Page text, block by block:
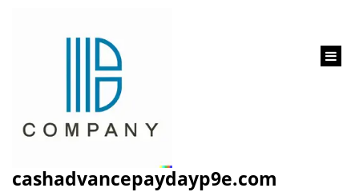
cashadvancepaydayp9e.com
Tag:financieringsmaatschappij